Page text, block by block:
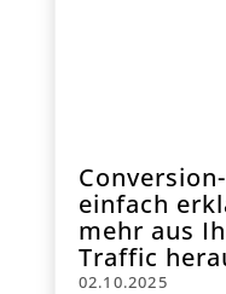
einfach
mehr aus
Traffic
02.10.2025